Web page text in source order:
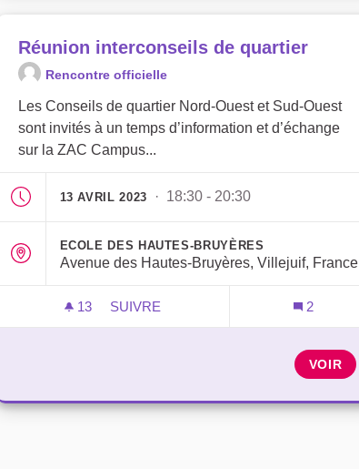
Réunion interconseils de quartier
Rencontre officielle
Les Conseils de quartier Nord-Ouest et Sud-Ouest
sont invités à un temps d’information et d’échange
sur la ZAC Campus...
13 AVRIL 2023 · 18:30 - 20:30
ECOLE DES HAUTES-BRUYÈRES
Avenue des Hautes-Bruyères, Villejuif, France
13 13 ABONNÉS
SUIVRE
2
VOIR